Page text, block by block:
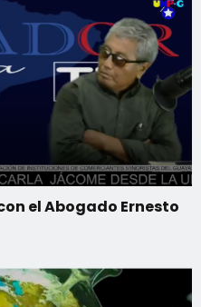
el Abogado Ernesto